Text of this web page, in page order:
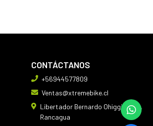
CONTÁCTANOS
+56944577809
Ventas@xtremebike.cl
Libertador Bernardo Ohiggins 410,
Rancagua